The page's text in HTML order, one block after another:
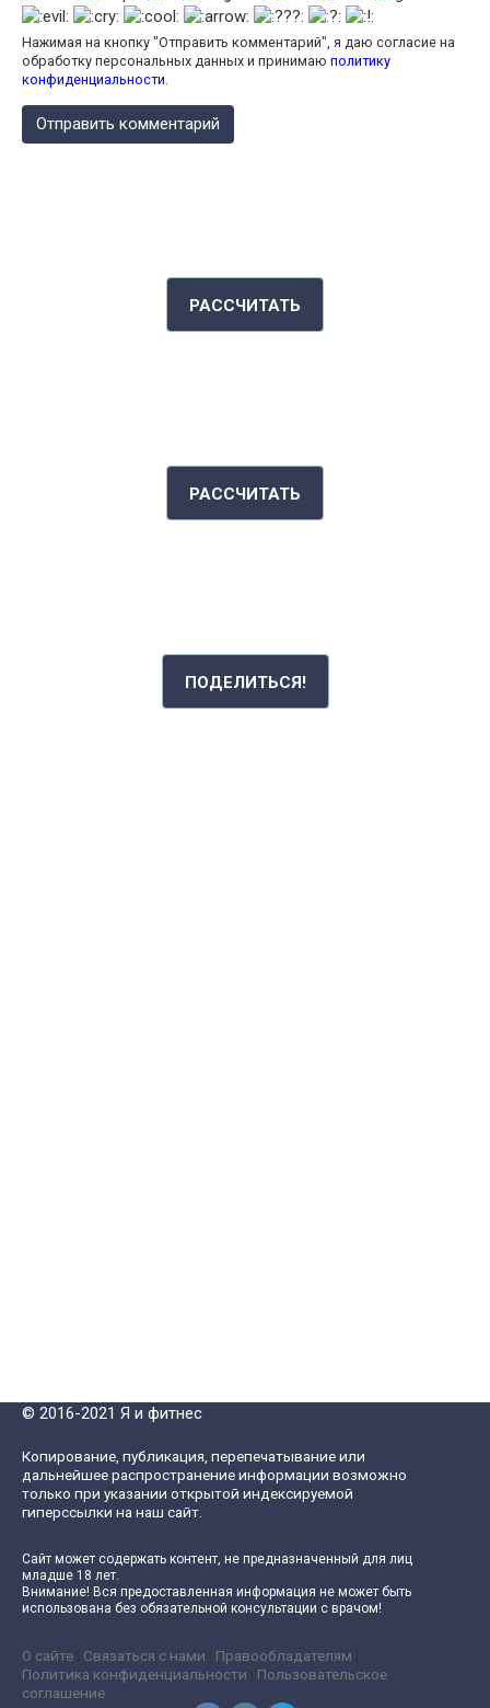
Нажимая на кнопку "Отправить комментарий", я даю согласие на
обработку персональных данных и принимаю политику
конфиденциальности
РАССЧИТАТЬ
РАССЧИТАТЬ
ПОДЕЛИТЬСЯ!
© 2016-2021 Я и фитнес
Копирование, публикация, перепечатывание или
дальнейшее распространение информации возможно
только при указании открытой индексируемой
гиперссылки на наш сайт.
Сайт может содержать контент, не предназначенный для лиц
младше 18 лет.
Внимание! Вся предоставленная информация не может быть
использована без обязательной консультации с врачом!
О сайте | Связаться с нами | Правообладателям |
Политика конфиденциальности | Пользовательское
соглашение